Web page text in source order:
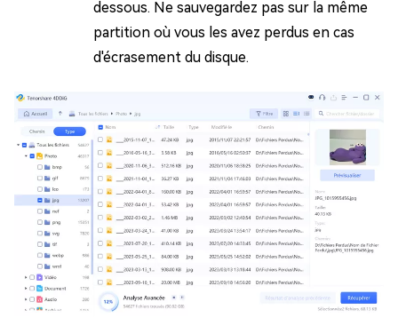
dessous. Ne sauvegardez pas sur la même
partition où vous les avez perdus en cas
d'écrasement du disque.